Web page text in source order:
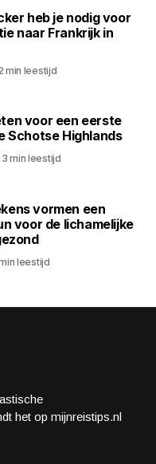
heb je nodig voor
naar Frankrijk in
min leestijd
voor een eerste
Schotse Highlands
3 min leestijd
vormen een
voor de lichamelijke
leestijd
het op mijnreistips.nl